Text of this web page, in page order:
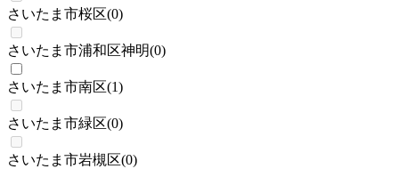
さいたま市桜区(0)
さいたま市浦和区神明(0)
さいたま市南区(1)
さいたま市緑区(0)
さいたま市岩槻区(0)